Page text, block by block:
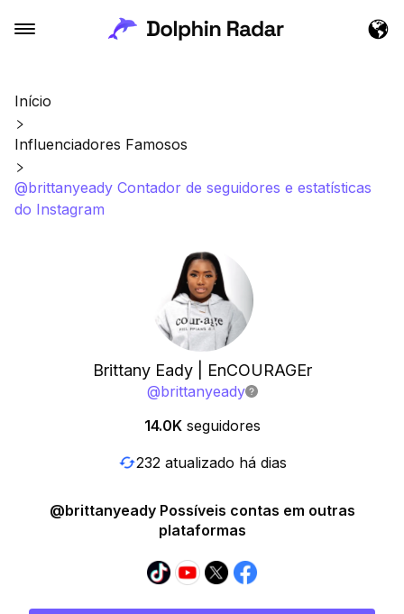
Início
Influenciadores Famosos
@brittanyeady Contador de seguidores e estatísticas
do Instagram
Brittany Eady | EnCOURAGEr
@brittanyeady
14.0K seguidores
232 atualizado há dias
@brittanyeady Possíveis contas em outras
plataformas